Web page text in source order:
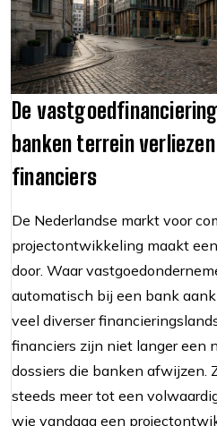
De
banken terrein
financiers
De Nederlandse markt voor
projectontwikkeling maakt
door. Waar
automatisch bij een bank
veel diverser
financiers zijn niet langer een
dossiers die banken afwijzen.
steeds meer tot een
wie vandaag een